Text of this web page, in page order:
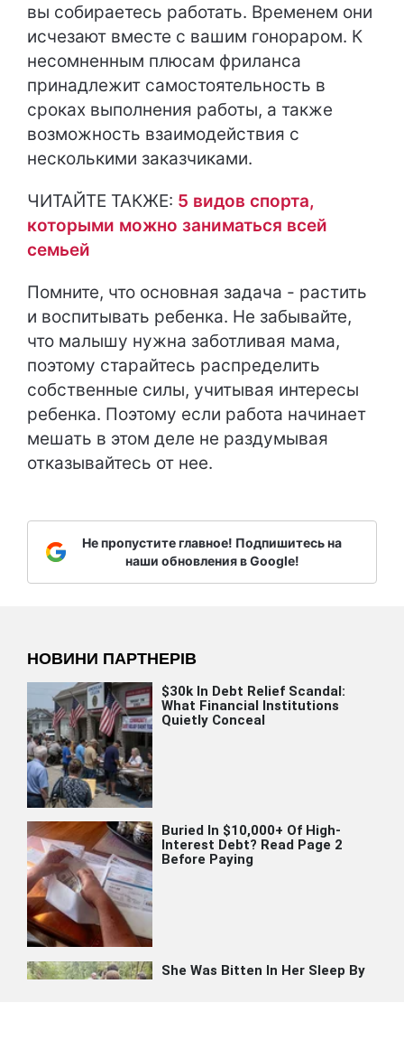
вы собираетесь работать. Временем они
исчезают вместе с вашим гонораром. К
несомненным плюсам фриланса
принадлежит самостоятельность в
сроках выполнения работы, а также
возможность взаимодействия с
несколькими заказчиками.
ЧИТАЙТЕ ТАКЖЕ: 5 видов спорта,
которыми можно заниматься всей
семьей
Помните, что основная задача - растить
и воспитывать ребенка. Не забывайте,
что малышу нужна заботливая мама,
поэтому старайтесь распределить
собственные силы, учитывая интересы
ребенка. Поэтому если работа начинает
мешать в этом деле не раздумывая
отказывайтесь от нее.
Не пропустите главное! Подпишитесь на
наши обновления в Google!